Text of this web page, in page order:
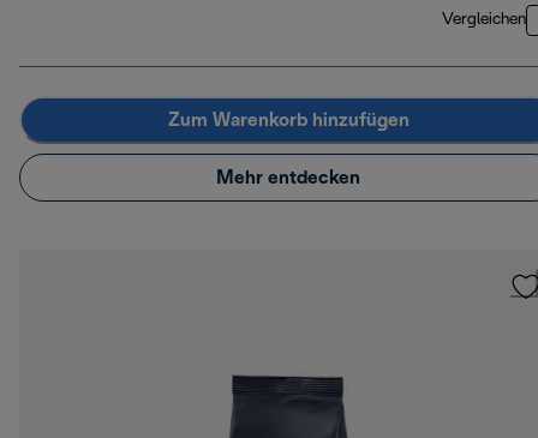
Vergleichen
Zum Warenkorb hinzufügen
Mehr entdecken